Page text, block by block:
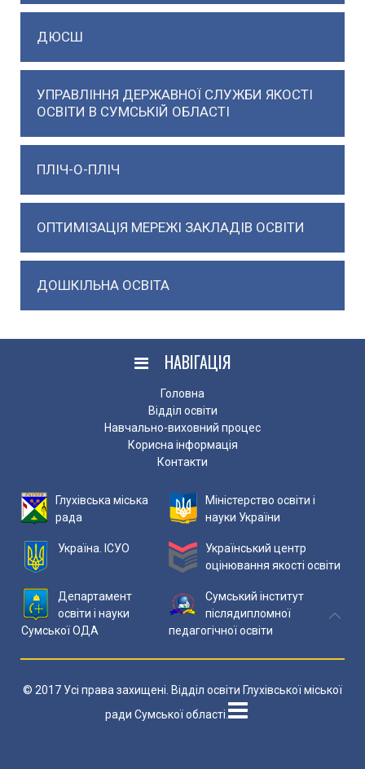
ДЮСШ
УПРАВЛІННЯ ДЕРЖАВНОЇ СЛУЖБИ ЯКОСТІ
ОСВІТИ В СУМСЬКІЙ ОБЛАСТІ
ПЛІЧ-О-ПЛІЧ
ОПТИМІЗАЦІЯ МЕРЕЖІ ЗАКЛАДІВ ОСВІТИ
ДОШКІЛЬНА ОСВІТА
НАВІГАЦІЯ
Головна
Відділ освіти
Навчально-виховний процес
Корисна інформація
Контакти
Глухівська міська
рада
Міністерство освіти і
науки України
Україна. ІСУО
Український центр
оцінювання якості освіти
Департамент
освіти і науки
Сумської ОДА
Сумський інститут
післядипломної
педагогічної освіти
© 2017 Усі права захищені. Відділ освіти Глухівської міської
ради Сумської області.